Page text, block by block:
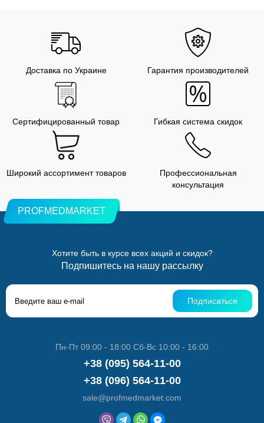
Доставка по Украине Гарантия производителей
Сертифицированный товар Гибкая система скидок
Широкий ассортимент товаров
Профессиональная
консультация
PROFMEDMARKET
Хотите быть в курсе всех акций и скидок?
Подпишитесь на нашу рассылку
Подписаться
Пн-Пт 09:00 - 18:00 Сб-Вс 10:00 - 16:00
+38 (095) 564-11-00
+38 (096) 564-11-00
sale@profmedmarket.com